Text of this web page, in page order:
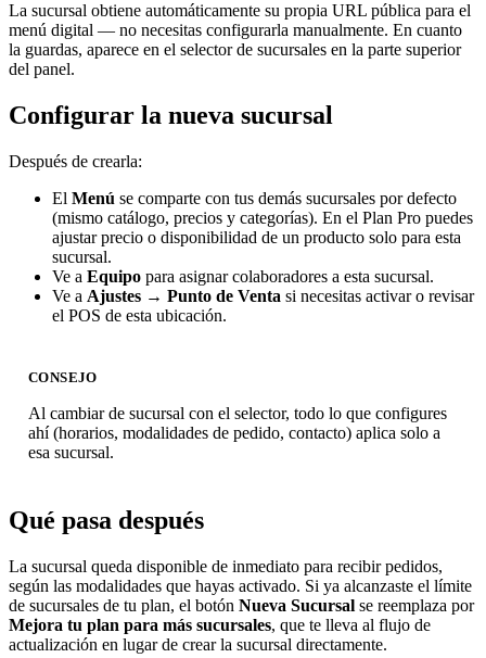
La sucursal obtiene automáticamente su propia URL pública para el
menú digital — no necesitas configurarla manualmente. En cuanto
la guardas, aparece en el selector de sucursales en la parte superior
del panel.
Configurar la nueva sucursal
Después de crearla:
El Menú se comparte con tus demás sucursales por defecto
(mismo catálogo, precios y categorías). En el Plan Pro puedes
ajustar precio o disponibilidad de un producto solo para esta
sucursal.
Ve a Equipo para asignar colaboradores a esta sucursal.
Ve a Ajustes → Punto de Venta si necesitas activar o revisar
el POS de esta ubicación.
CONSEJO
Al cambiar de sucursal con el selector, todo lo que configures
ahí (horarios, modalidades de pedido, contacto) aplica solo a
esa sucursal.
Qué pasa después
La sucursal queda disponible de inmediato para recibir pedidos,
según las modalidades que hayas activado. Si ya alcanzaste el límite
de sucursales de tu plan, el botón Nueva Sucursal se reemplaza por
Mejora tu plan para más sucursales, que te lleva al flujo de
actualización en lugar de crear la sucursal directamente.